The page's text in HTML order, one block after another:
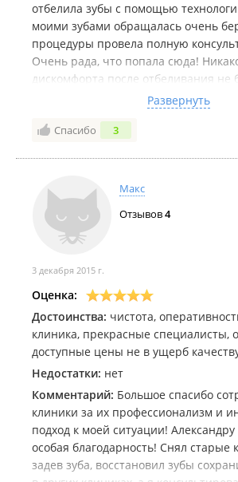
отбелила зубы с помощью
моими зубами обращалась очень
процедуры провела полную
Очень рада, что попала сюда!
дискомфорта после отбеливания не
боялась. На дне рождения только и
разговоров, что о зубах. С ними даже
помолодела! Спасибо отдельное за
Развернуть
Спасибо 3
Макс
Отзывов4
3 декабря 2015 г.
Оценка:
Достоинства: чистота,
клиника, прекрасные специалисты,
доступные цены не в ущерб
Недостатки: нет
Комментарий: Большое спасибо
клиники за их профессионализм и
подход к моей ситуации!
особая благодарность! Снял старые
задев зуба, восстановил зубы